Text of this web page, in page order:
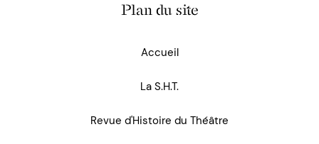
Plan du site
Accueil
La S.H.T.
Revue d'Histoire du Théâtre